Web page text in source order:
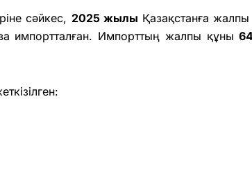
сәйкес, 2025 жылы Қазақстанға жалпы
импортталған. Импорттың жалпы құны